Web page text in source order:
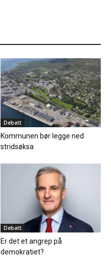
Debatt
Kommunen bør legge ned
stridsøksa
Debatt
Er det et angrep på
demokratiet?